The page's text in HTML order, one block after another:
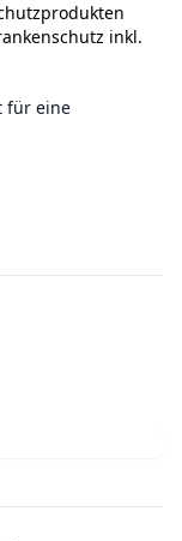
inkl.
für eine